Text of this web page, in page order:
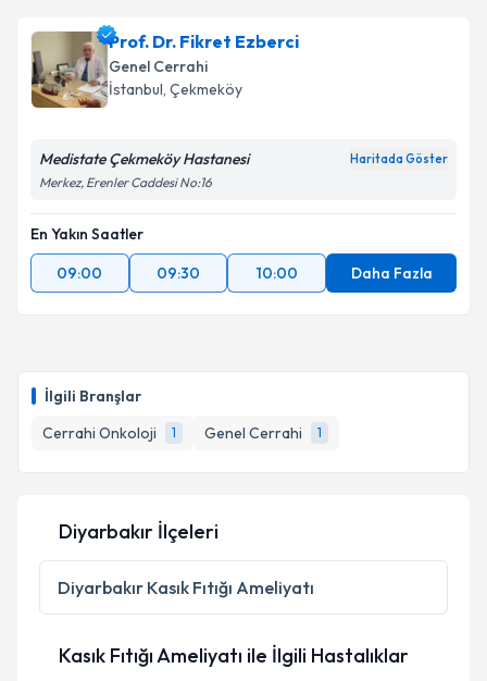
İlgili Branşlar
Cerrahi Onkoloji
1 Genel Cerrahi 1
E-posta Adresiniz
Metni'ni okudum ve kişisel verilerimin belirtilen
kapsamda işlenmesini kabul ediyorum.
Takvim Talebini Gönder
Prof. Dr. Fikret Ezberci
Genel Cerrahi
İstanbul, Çekmeköy
Medistate Çekmeköy Hastanesi Haritada Göster
Merkez, Erenler Caddesi No:16
En Yakın Saatler
09:00
09:30 10:00 Daha Fazla
Diyarbakır İlçeleri
Diyarbakır Kasık Fıtığı Ameliyatı
Kasık Fıtığı Ameliyatı ile İlgili Hastalıklar